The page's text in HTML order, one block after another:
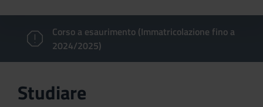
Corso a esaurimento (Immatricolazione fino a
2024/2025)
Studiare